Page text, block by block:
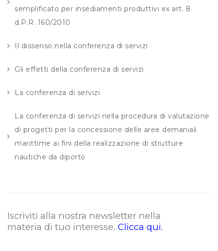
semplificato per insediamenti produttivi ex art. 8
d.P.R. 160/2010
Il dissenso nella conferenza di servizi
Gli effetti della conferenza di servizi
La conferenza di servizi
La conferenza di servizi nella procedura di valutazione
di progetti per la concessione delle aree demaniali
marittime ai fini della realizzazione di strutture
nautiche da diporto
Iscriviti alla nostra newsletter nella
materia di tuo interesse. Clicca qui.